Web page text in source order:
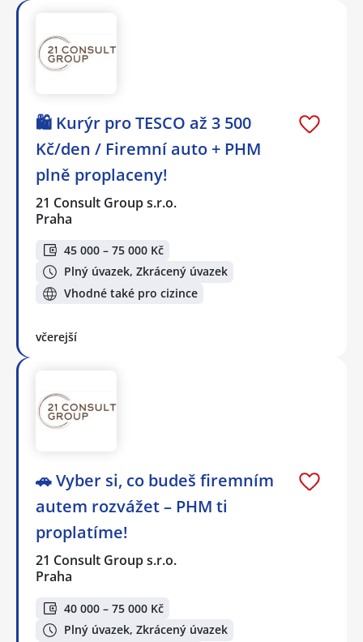
🛍️ Kurýr pro TESCO až 3 500
Kč/den / Firemní auto + PHM
plně proplaceny!
21 Consult Group s.r.o.
Praha
45 000 – 75 000 Kč
Plný úvazek, Zkrácený úvazek
Vhodné také pro cizince
včerejší
🚗 Vyber si, co budeš firemním
autem rozvážet – PHM ti
proplatíme!
21 Consult Group s.r.o.
Praha
40 000 – 75 000 Kč
Plný úvazek, Zkrácený úvazek